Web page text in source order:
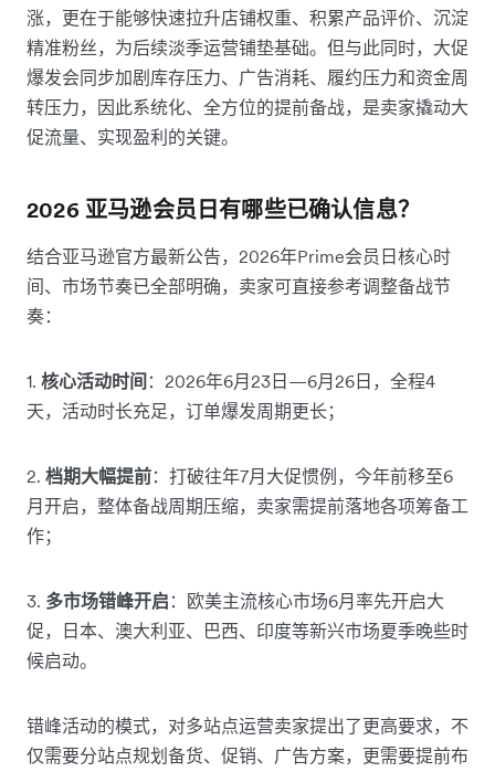
涨，更在于能够快速拉升店铺权重、积累产品评价、沉淀
精准粉丝，为后续淡季运营铺垫基础。但与此同时，大促
爆发会同步加剧库存压力、广告消耗、履约压力和资金周
转压力，因此系统化、全方位的提前备战，是卖家撬动大
促流量、实现盈利的关键。
2026 亚马逊会员日有哪些已确认信息？
结合亚马逊官方最新公告，2026年Prime会员日核心时
间、市场节奏已全部明确，卖家可直接参考调整备战节
奏：
1. 核心活动时间 ：2026年6月23日—6月26日，全程4
天，活动时长充足，订单爆发周期更长；
2. 档期大幅提前：打破往年7月大促惯例，今年前移至6
月开启，整体备战周期压缩，卖家需提前落地各项筹备工
作；
3. 多市场错峰开启 ：欧美主流核心市场6月率先开启大
促，日本、澳大利亚、巴西、印度等新兴市场夏季晚些时
候启动。
错峰活动的模式，对多站点运营卖家提出了更高要求，不
仅需要分站点规划备货、促销、广告方案，更需要提前布